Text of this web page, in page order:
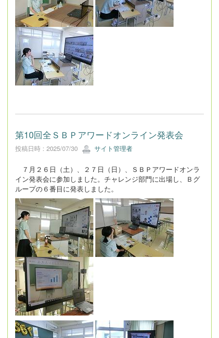
第10回全ＳＢＰアワードオンライン発表会
投稿日時 : 2025/07/30 サイト管理者
７月２６日（土）、２７日（日）、ＳＢＰアワードオンラ
イン発表会に参加しました。チャレンジ部門に出場し、Ｂグ
ループの６番目に発表しました。